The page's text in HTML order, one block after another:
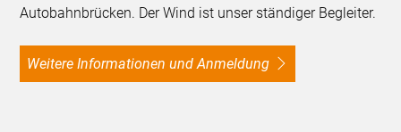
Autobahnbrücken. Der Wind ist unser ständiger Begleiter.
Weitere Informationen und Anmeldung